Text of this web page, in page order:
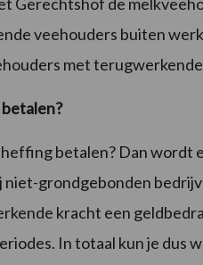
veehouders buiten
met
betalen? Dan wordt
niet-grondgebonden
kracht een
In totaal kun je dus